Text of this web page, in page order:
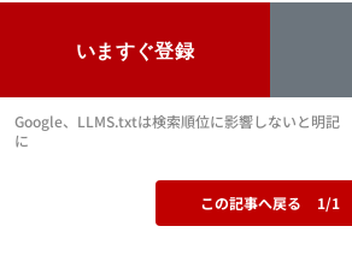
いますぐ登録
Google、LLMS.txtは検索順位に影響しないと明記
に
この記事へ戻る 1/1